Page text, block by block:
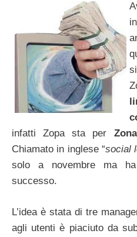
infatti Zopa sta per
Chiamato in inglese “social
solo a novembre ma
successo.
L’idea è stata di tre
agli utenti è piaciuto da